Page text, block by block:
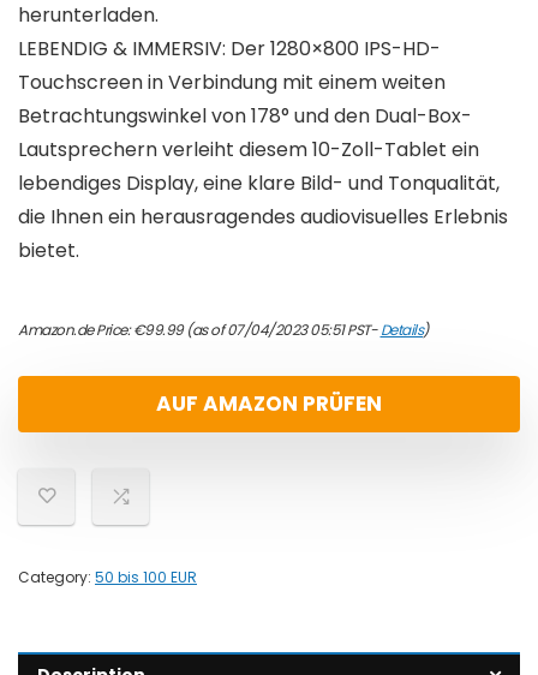
herunterladen.
LEBENDIG & IMMERSIV: Der 1280×800 IPS-HD-
Touchscreen in Verbindung mit einem weiten
Betrachtungswinkel von 178° und den Dual-Box-
Lautsprechern verleiht diesem 10-Zoll-Tablet ein
lebendiges Display, eine klare Bild- und Tonqualität,
die Ihnen ein herausragendes audiovisuelles Erlebnis
bietet.
Amazon.de Price:€99.99(as of 07/04/2023 05:51 PST-Details)
AUF AMAZON PRÜFEN
Category: 50 bis 100 EUR